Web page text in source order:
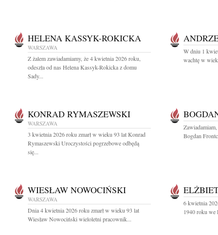
HELENA KASSYK-ROKICKA
WARSZAWA
Z żalem zawiadamiamy, że 4 kwietnia 2026 roku,
odeszła od nas Helena Kassyk-Rokicka z domu
Sady...
W dniu 1
wachtę w
KONRAD RYMASZEWSKI
WARSZAWA
3 kwietnia 2026 roku zmarł w wieku 93 lat Konrad
Rymaszewski Uroczystości pogrzebowe odbędą
się...
Bogdan
WIESŁAW NOWOCIŃSKI
WARSZAWA
Dnia 4 kwietnia 2026 roku zmarł w wieku 93 lat
Wiesław Nowociński wieloletni pracownik...
6 kwietnia
1940 roku